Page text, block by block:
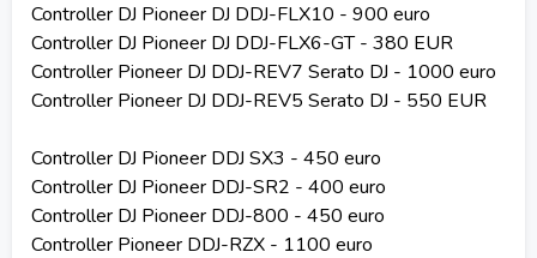
Controller DJ Pioneer DJ DDJ-FLX10 - 900 euro
Controller DJ Pioneer DJ DDJ-FLX6-GT - 380 EUR
Controller Pioneer DJ DDJ-REV7 Serato DJ - 1000 euro
Controller Pioneer DJ DDJ-REV5 Serato DJ - 550 EUR
Controller DJ Pioneer DDJ SX3 - 450 euro
Controller DJ Pioneer DDJ-SR2 - 400 euro
Controller DJ Pioneer DDJ-800 - 450 euro
Controller Pioneer DDJ-RZX - 1100 euro